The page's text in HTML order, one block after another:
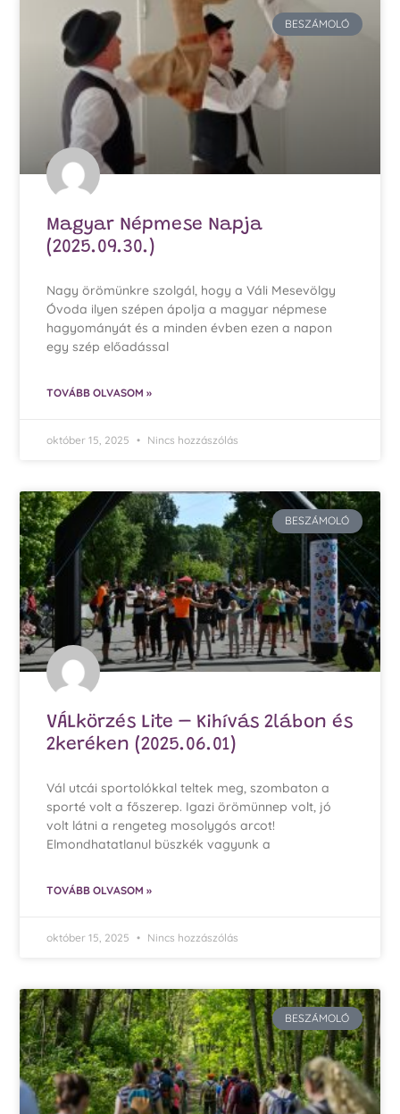
BESZÁMOLÓ
Magyar Népmese Napja
(2025.09.30.)
Nagy örömünkre szolgál, hogy a Váli Mesevölgy
Óvoda ilyen szépen ápolja a magyar népmese
hagyományát és a minden évben ezen a napon
egy szép előadással
TOVÁBB OLVASOM »
október 15, 2025 Nincs hozzászólás
BESZÁMOLÓ
VÁLkörzés Lite – Kihívás 2lábon és
2keréken (2025.06.01)
Vál utcái sportolókkal teltek meg, szombaton a
sporté volt a főszerep. Igazi örömünnep volt, jó
volt látni a rengeteg mosolygós arcot!
Elmondhatatlanul büszkék vagyunk a
TOVÁBB OLVASOM »
október 15, 2025 Nincs hozzászólás
BESZÁMOLÓ